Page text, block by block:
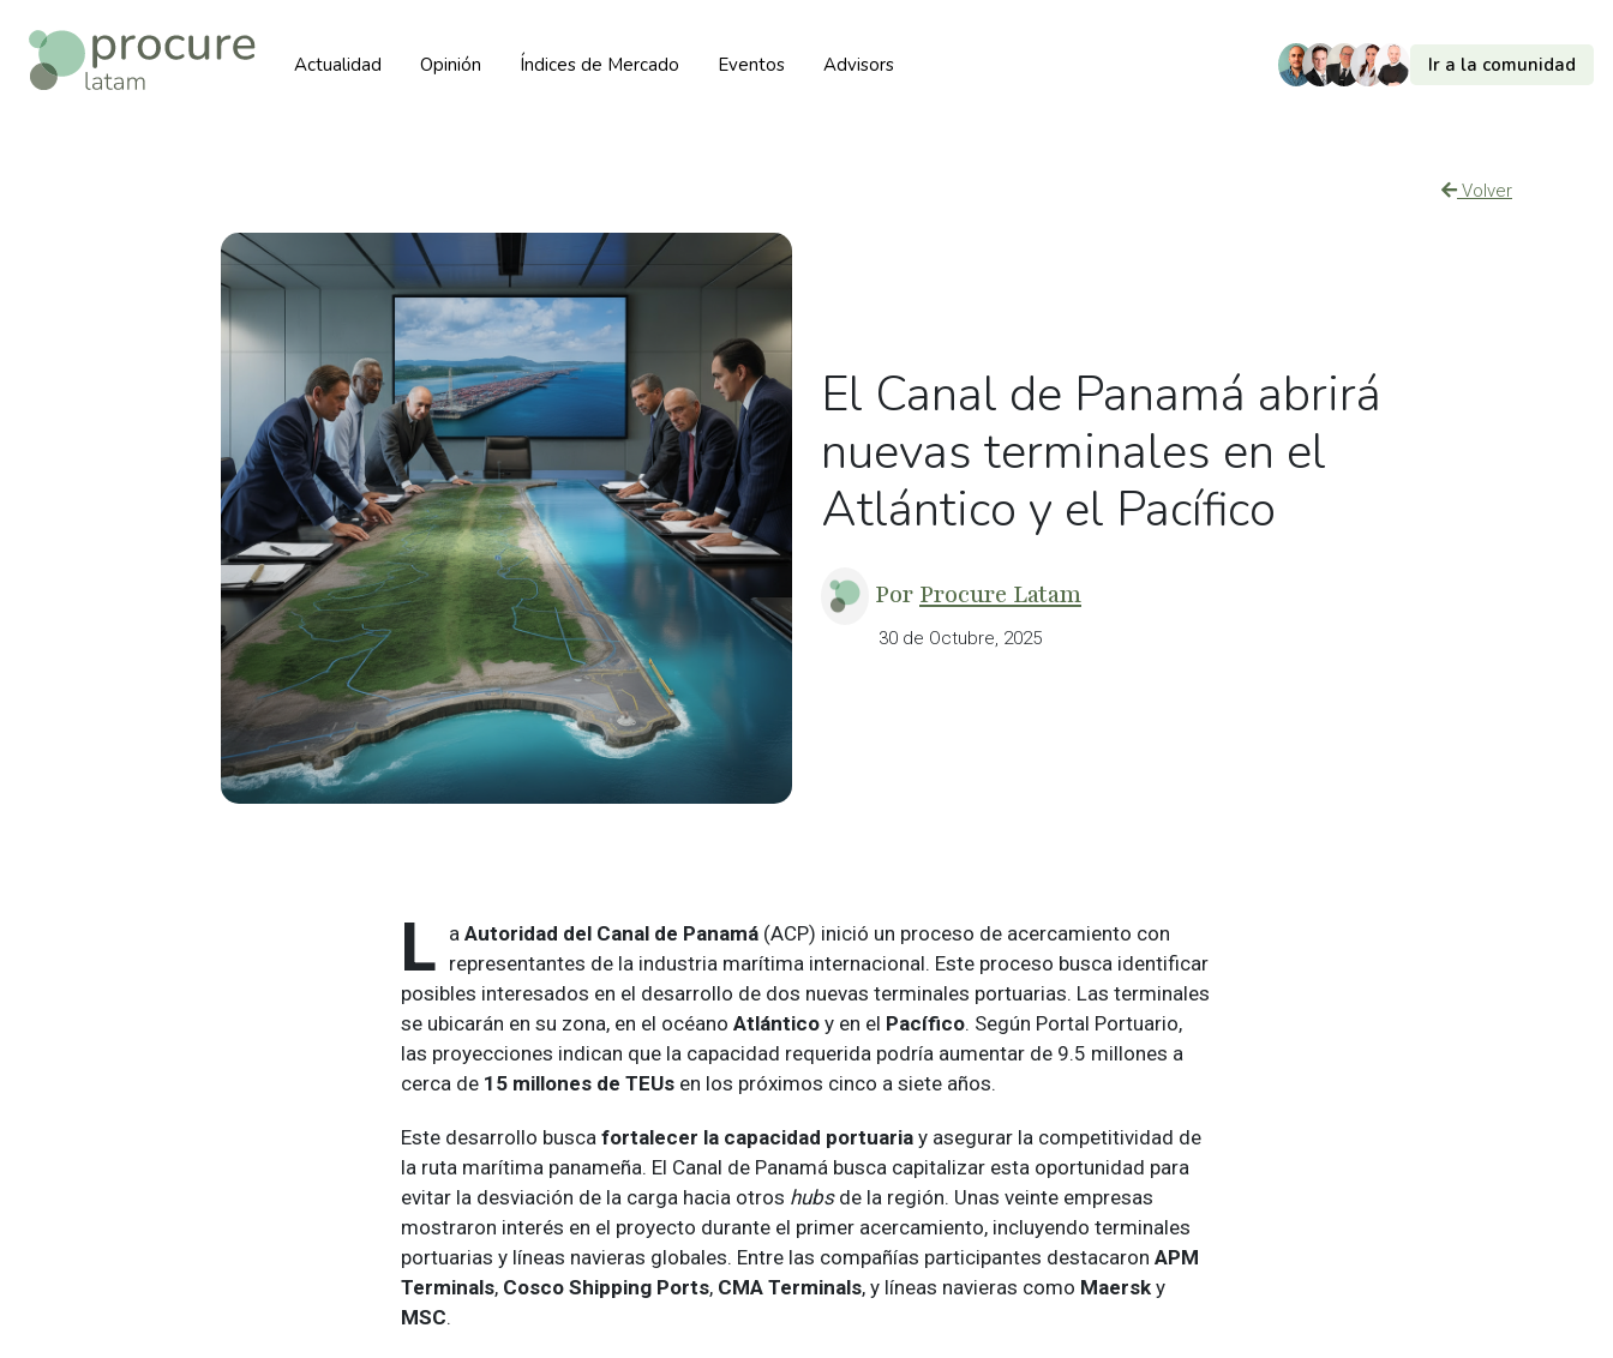
Actualidad Opinión Índices de Mercado Eventos Advisors Ir a la comunidad
Volver
El Canal de Panamá abrirá
nuevas terminales en el
Atlántico y el Pacífico
Por Procure Latam
30 de Octubre, 2025
L a Autoridad del Canal de Panamá (ACP) inició un proceso de acercamiento con
representantes de la industria marítima internacional. Este proceso busca identificar
posibles interesados en el desarrollo de dos nuevas terminales portuarias. Las terminales
se ubicarán en su zona, en el océano Atlántico y en el Pacífico. Según Portal Portuario,
las proyecciones indican que la capacidad requerida podría aumentar de 9.5 millones a
cerca de 15 millones de TEUs en los próximos cinco a siete años.
Este desarrollo busca fortalecer la capacidad portuaria y asegurar la competitividad de
la ruta marítima panameña. El Canal de Panamá busca capitalizar esta oportunidad para
evitar la desviación de la carga hacia otros hubsde la región. Unas veinte empresas
mostraron interés en el proyecto durante el primer acercamiento, incluyendo terminales
portuarias y líneas navieras globales. Entre las compañías participantes destacaron APM
Terminals, Cosco Shipping Ports, CMA Terminals, y líneas navieras como Maersk y
MSC.